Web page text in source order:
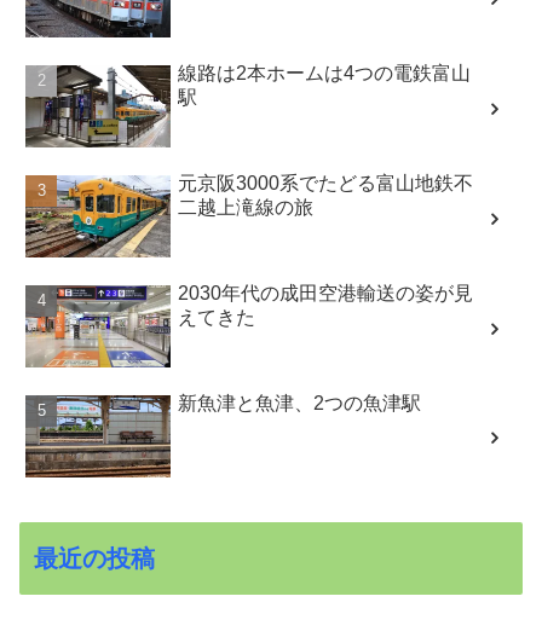
線路は2本ホームは4つの電鉄富山
駅
元京阪3000系でたどる富山地鉄不
二越上滝線の旅
2030年代の成田空港輸送の姿が見
えてきた
新魚津と魚津、2つの魚津駅
最近の投稿